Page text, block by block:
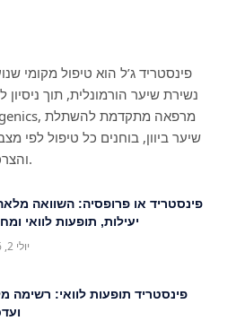
פינסטריד ג’ל הוא טיפול מקומי
נשירת שיער הורמונלית, תוך
שיער ביוון, בוחנים כל טיפול לפי
והצרכים האישיים של המטופל.
פינסטריד או פרופסיה: השוואה
יעילות, תופעות לוואי
יולי 2, 2026
פינסטריד תופעות לוואי: רשימה